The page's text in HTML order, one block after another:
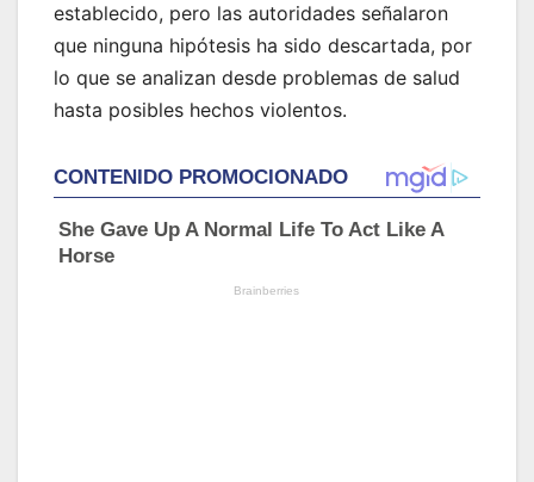
establecido, pero las autoridades señalaron
que ninguna hipótesis ha sido descartada, por
lo que se analizan desde problemas de salud
hasta posibles hechos violentos.